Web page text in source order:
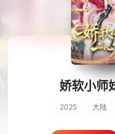
暂无观看影
娇软小师
2025 大陆